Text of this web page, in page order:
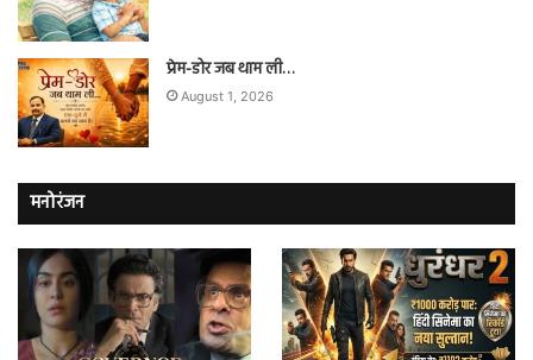
प्रेम-डोर जब थाम ली…
August 1, 2026
मनोरंजन